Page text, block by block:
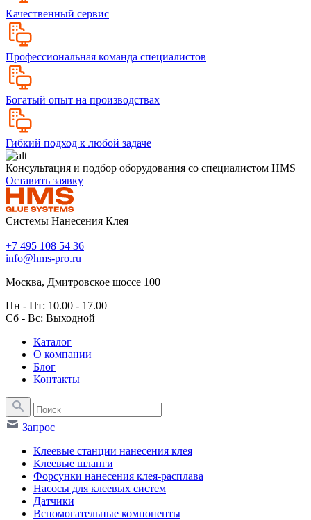
Качественный сервис
Профессиональная команда специалистов
Богатый опыт на производствах
Гибкий подход к любой задаче
Консультация и подбор оборудования со специалистом HMS
Оставить заявку
Системы Нанесения Клея
+7 495 108 54 36
info@hms-pro.ru
Москва, Дмитровское шоссе 100
Пн - Пт: 10.00 - 17.00
Сб - Вс: Выходной
Каталог
О компании
Блог
Контакты
Запрос
Клеевые станции нанесения клея
Клеевые шланги
Форсунки нанесения клея-расплава
Насосы для клеевых систем
Датчики
Вспомогательные компоненты